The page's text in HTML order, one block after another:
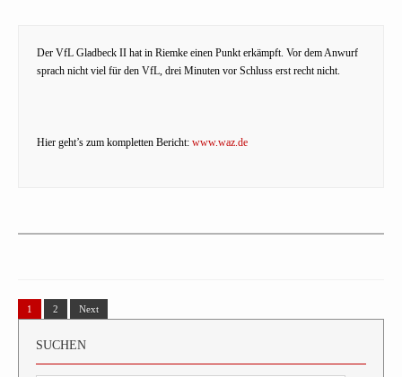
Der VfL Gladbeck II hat in Riemke einen Punkt erkämpft. Vor dem Anwurf
sprach nicht viel für den VfL, drei Minuten vor Schluss erst recht nicht.
Hier geht’s zum kompletten Bericht: www.waz.de
1 2 Next
SUCHEN